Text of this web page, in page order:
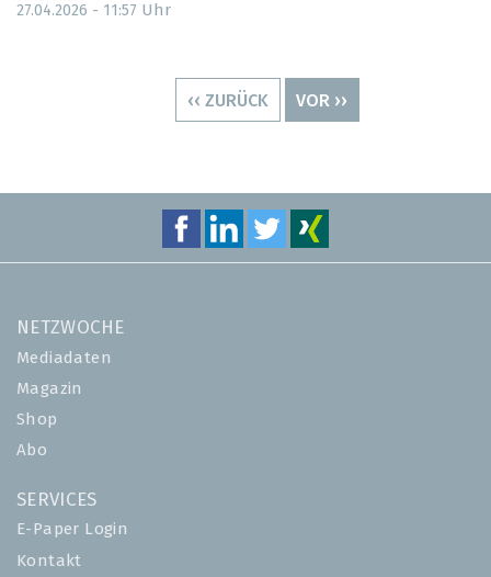
27.04.2026 - 11:57 Uhr
VORHERIGE
‹‹ ZURÜCK
NÄCHSTE
VOR ››
NETZWOCHE
Mediadaten
Magazin
Shop
Abo
SERVICES
E-Paper Login
Kontakt